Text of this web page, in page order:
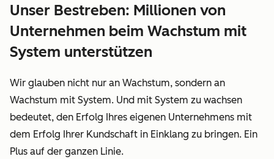
Unser Bestreben: Millionen von
Unternehmen beim Wachstum mit
System unterstützen
Wir glauben nicht nur an Wachstum, sondern an
Wachstum mit System. Und mit System zu wachsen
bedeutet, den Erfolg Ihres eigenen Unternehmens mit
dem Erfolg Ihrer Kundschaft in Einklang zu bringen. Ein
Plus auf der ganzen Linie.